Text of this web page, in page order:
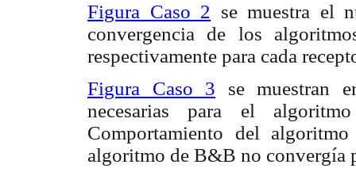
Figura Caso 2 se muestra el
convergencia de los
respectivamente para cada
Figura Caso 3 se muestran
necesarias para el
Comportamiento del
algoritmo de B&B no convergía